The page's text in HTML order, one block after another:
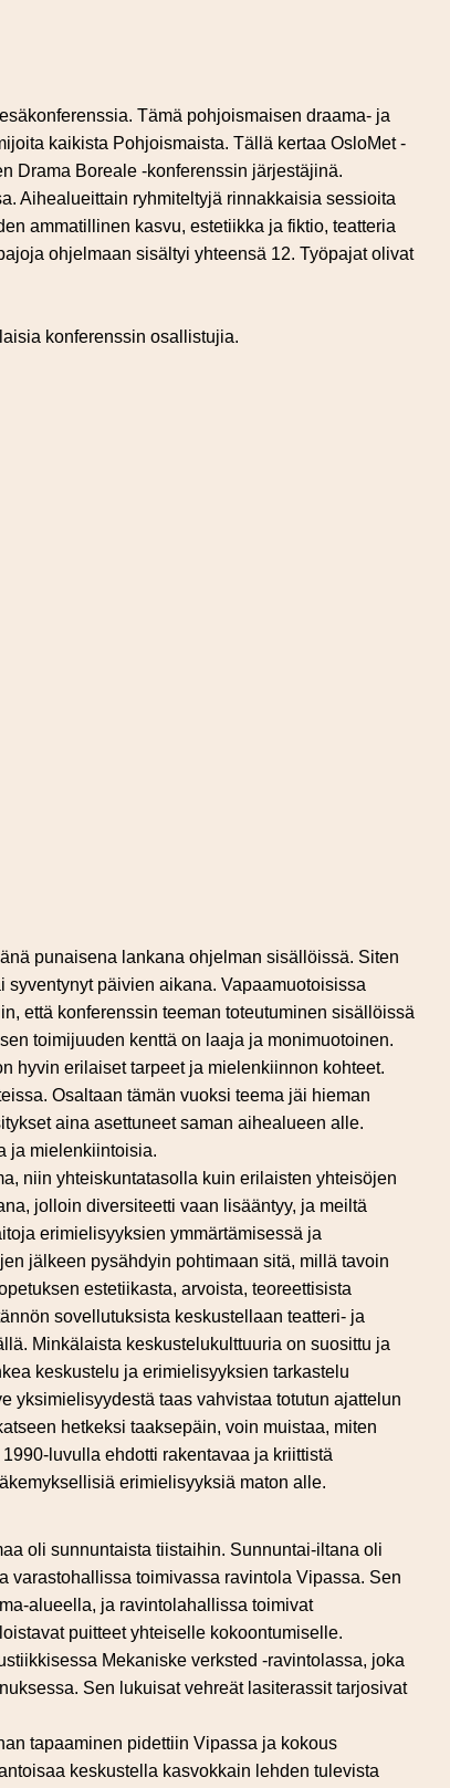
Tämä pohjoismaisen draama- ja
kaikista Pohjoismaista. Tällä kertaa OsloMet -
Drama Boreale -konferenssin järjestäjinä.
Aihealueittain ryhmiteltyjä rinnakkaisia sessioita
ammatillinen kasvu, estetiikka ja fiktio, teatteria
ohjelmaan sisältyi yhteensä 12. Työpajat olivat
konferenssin osallistujia.
punaisena lankana ohjelman sisällöissä. Siten
päivien aikana. Vapaamuotoisissa
että konferenssin teeman toteutuminen sisällöissä
toimijuuden kenttä on laaja ja monimuotoinen.
hyvin erilaiset tarpeet ja mielenkiinnon kohteet.
Osaltaan tämän vuoksi teema jäi hieman
aina asettuneet saman aihealueen alle.
ja mielenkiintoisia.
niin yhteiskuntatasolla kuin erilaisten yhteisöjen
jolloin diversiteetti vaan lisääntyy, ja meiltä
erimielisyyksien ymmärtämisessä ja
jälkeen pysähdyin pohtimaan sitä, millä tavoin
estetiikasta, arvoista, teoreettisista
sovellutuksista keskustellaan teatteri- ja
Minkälaista keskustelukulttuuria on suosittu ja
keskustelu ja erimielisyyksien tarkastelu
yksimielisyydestä taas vahvistaa totutun ajattelun
hetkeksi taaksepäin, voin muistaa, miten
luvulla ehdotti rakentavaa ja kriittistä
erimielisyyksiä maton alle.
oli sunnuntaista tiistaihin. Sunnuntai-iltana oli
varastohallissa toimivassa ravintola Vipassa. Sen
alueella, ja ravintolahallissa toimivat
puitteet yhteiselle kokoontumiselle.
Mekaniske verksted -ravintolassa, joka
Sen lukuisat vehreät lasiterassit tarjosivat
tapaaminen pidettiin Vipassa ja kokous
keskustella kasvokkain lehden tulevista